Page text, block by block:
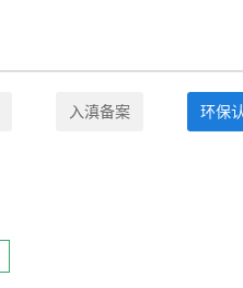
入滇备案 环保